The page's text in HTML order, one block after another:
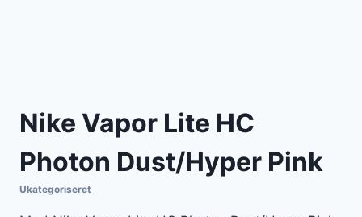
Nike Vapor Lite HC
Photon Dust/Hyper Pink
Ukategoriseret